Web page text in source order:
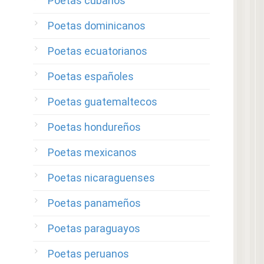
Poetas dominicanos
Poetas ecuatorianos
Poetas españoles
Poetas guatemaltecos
Poetas hondureños
Poetas mexicanos
Poetas nicaraguenses
Poetas panameños
Poetas paraguayos
Poetas peruanos